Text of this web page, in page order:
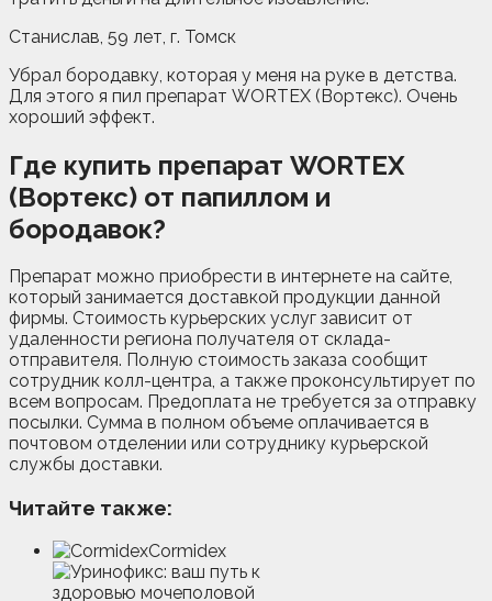
Станислав, 59 лет, г. Томск
Убрал бородавку, которая у меня на руке в детства.
Для этого я пил препарат WORTEX (Вортекс). Очень
хороший эффект.
Где купить препарат WORTEX
(Вортекс) от папиллом и
бородавок?
Препарат можно приобрести в интернете на сайте,
который занимается доставкой продукции данной
фирмы. Стоимость курьерских услуг зависит от
удаленности региона получателя от склада-
отправителя. Полную стоимость заказа сообщит
сотрудник колл-центра, а также проконсультирует по
всем вопросам. Предоплата не требуется за отправку
посылки. Сумма в полном объеме оплачивается в
почтовом отделении или сотруднику курьерской
службы доставки.
Читайте также:
Cormidex